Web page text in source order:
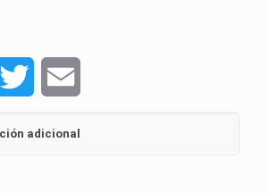
Twitter
adicional